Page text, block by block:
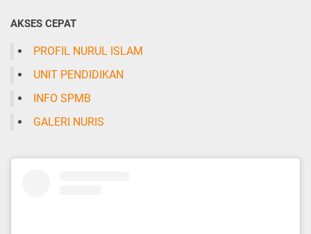
AKSES CEPAT
PROFIL NURUL ISLAM
UNIT PENDIDIKAN
INFO SPMB
GALERI NURIS